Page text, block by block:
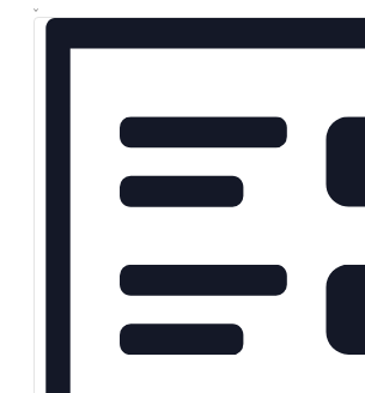
căutare
după
cuvântul
în